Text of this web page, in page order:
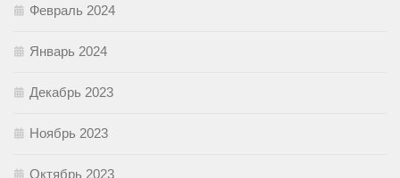
Февраль 2024
Январь 2024
Декабрь 2023
Ноябрь 2023
Октябрь 2023